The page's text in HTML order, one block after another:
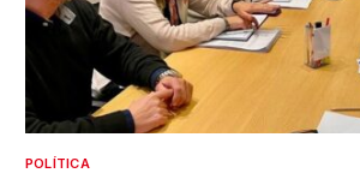
POLÍTICA